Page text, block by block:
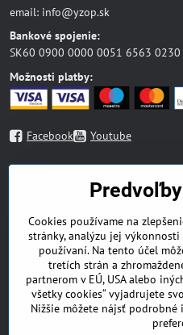
email: info@yzop.sk
Bankové spojenie:
SK60 0900 0000 0051 6563 0230
Možnosti platby:
Facebook Youtube
Náboženská literatúra
Beletria
Odborná literatúra
Deti a mládež
Zdravá výživa
Cookies používame na
stránky, analýzu jej
používaní. Na tento účel
tretích strán a
partnerom v EÚ, USA alebo
všetky cookies“ vyjadrujete
Nižšie môžete nájsť